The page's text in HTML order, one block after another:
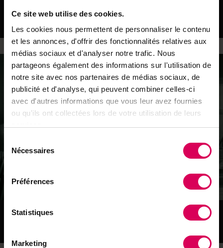
Ce site web utilise des cookies.
Les cookies nous permettent de personnaliser le contenu
et les annonces, d'offrir des fonctionnalités relatives aux
médias sociaux et d'analyser notre trafic. Nous
partageons également des informations sur l'utilisation de
notre site avec nos partenaires de médias sociaux, de
publicité et d'analyse, qui peuvent combiner celles-ci
avec d'autres informations que vous leur avez fournies
ou qu'ils ont collectées lors de votre utilisation de leurs
consentement
Nécessaires
Préférences
Statistiques
Marketing
Les panneaux de direction étaient déplacés une fois prêts à
l'emploi.
Manufacture
Initialement en bois, les panneaux indicateurs étaient réalisés